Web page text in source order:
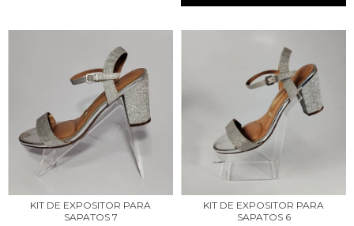
KIT DE EXPOSITOR PARA
SAPATOS 7
KIT DE EXPOSITOR PARA
SAPATOS 6